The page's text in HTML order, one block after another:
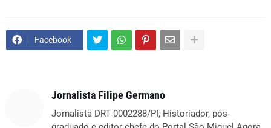
Facebook
Jornalista Filipe Germano
Jornalista DRT 0002288/PI, Historiador, pós-